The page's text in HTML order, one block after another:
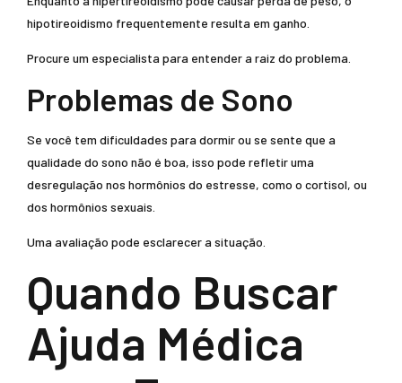
hipotireoidismo frequentemente resulta em ganho.
Procure um especialista para entender a raiz do problema.
Problemas de Sono
Se você tem dificuldades para dormir ou se sente que a
qualidade do sono não é boa, isso pode refletir uma
desregulação nos hormônios do estresse, como o cortisol, ou
dos hormônios sexuais.
Uma avaliação pode esclarecer a situação.
Quando Buscar
Ajuda Médica